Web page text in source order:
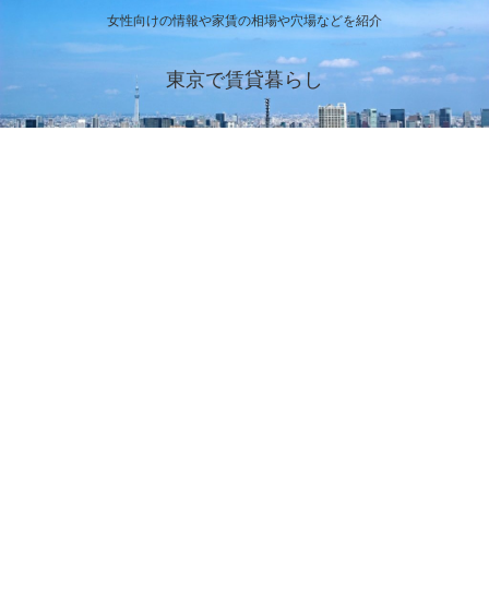
女性向けの情報や家賃の相場や穴場などを紹介
東京で賃貸暮らし